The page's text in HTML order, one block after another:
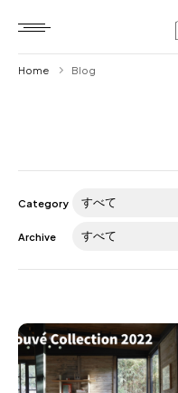
Blog
Home Blog
Category
Archive